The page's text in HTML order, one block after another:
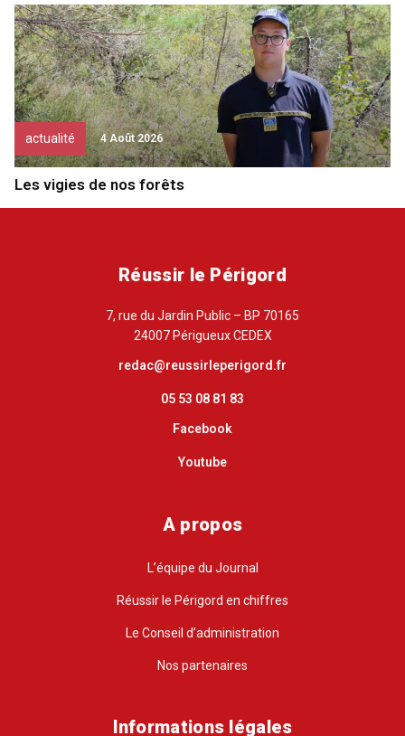
actualité 4 Août 2026
Les vigies de nos forêts
Réussir le Périgord
7, rue du Jardin Public – BP 70165
24007 Périgueux CEDEX
redac@reussirleperigord.fr
05 53 08 81 83
Facebook
Youtube
A propos
L’équipe du Journal
Réussir le Périgord en chiffres
Le Conseil d’administration
Nos partenaires
Informations légales